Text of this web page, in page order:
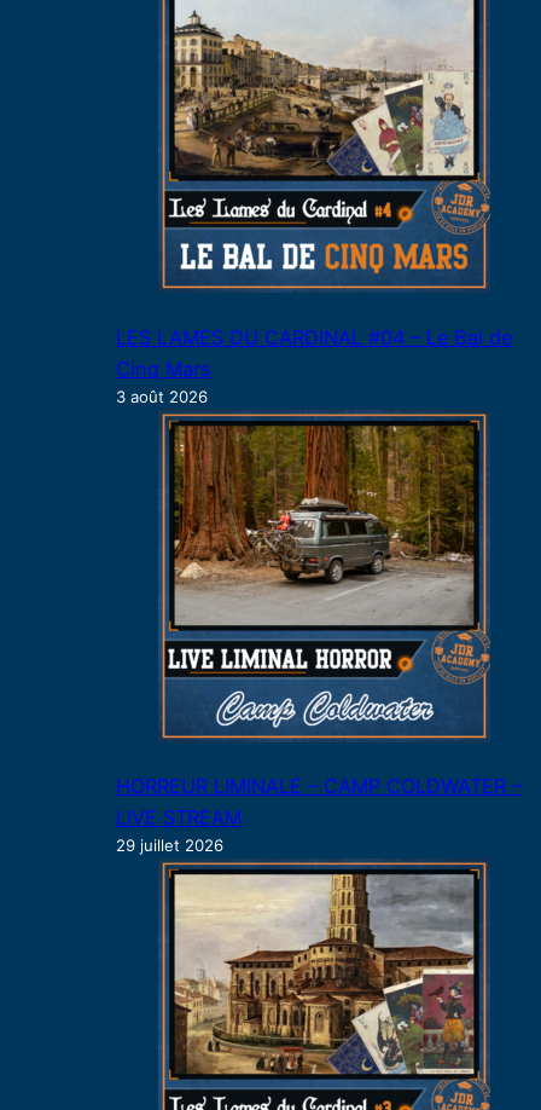
LES LAMES DU CARDINAL #04 – Le Bal de
Cinq Mars
3 août 2026
HORREUR LIMINALE – CAMP COLDWATER –
LIVE STREAM
29 juillet 2026